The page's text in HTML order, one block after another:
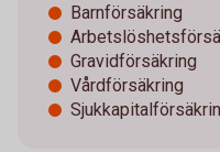
Barnförsäkring
Gravidförsäkring
Vårdförsäkring